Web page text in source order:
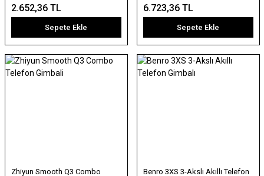
2.652,36 TL
Sepete Ekle
6.723,36 TL
Sepete Ekle
Zhiyun Smooth Q3 Combo Benro 3XS 3-Akslı Akıllı Telefon